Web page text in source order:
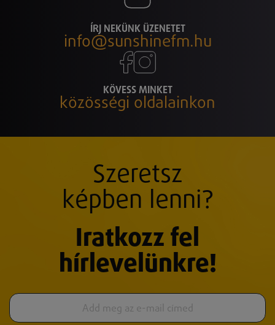
ÍRJ NEKÜNK ÜZENETET
info@sunshinefm.hu
KÖVESS MINKET
közösségi oldalainkon
Szeretsz
képben lenni?
Iratkozz fel
hírlevelünkre!